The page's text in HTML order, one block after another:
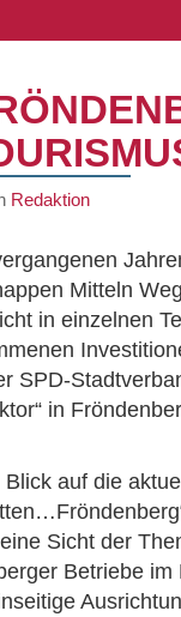
Redaktion
Mitteln
in einzelnen
SPD-
in
auf die
Sicht der
Betriebe im